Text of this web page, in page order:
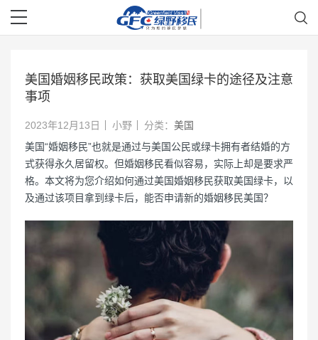
美国婚姻移民政策：获取美国绿卡的途径及注意
事项
2023年12月13日 小野 分类： 美国
美国“婚姻移民”也就是通过与美国公民或绿卡拥有者结婚的方
式获得永久居留权。但婚姻移民看似容易，实际上却是要求严
格。本文将为您介绍如何通过美国婚姻移民获取美国绿卡，以
及通过该项目拿到绿卡后，能否申请新的婚姻移民美国？